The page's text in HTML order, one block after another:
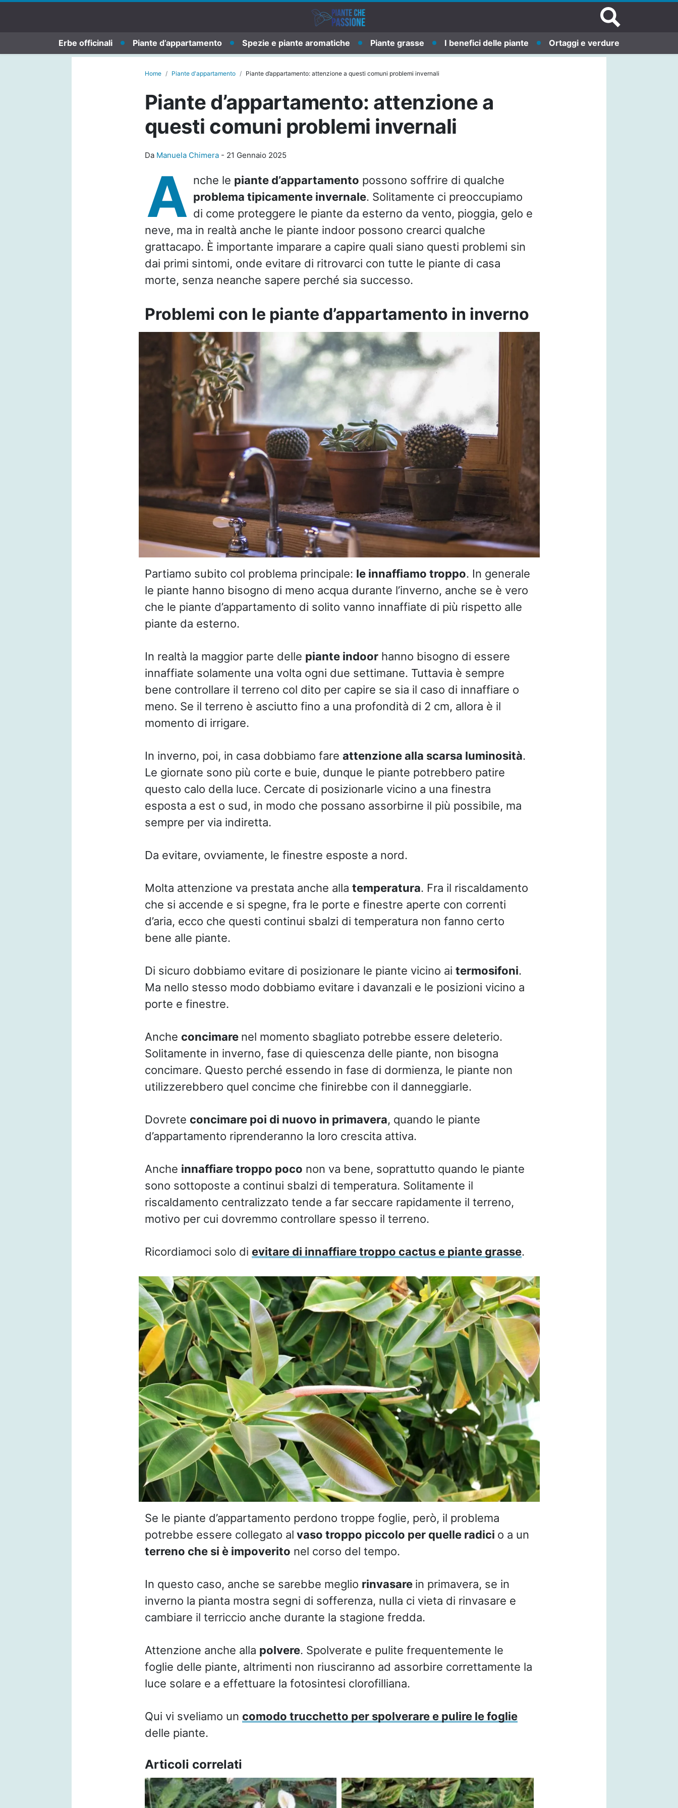
Erbe officinali Piante d’appartamento Spezie e piante aromatiche Piante grasse I benefici delle piante Ortaggi e verdure
Home Piante d'appartamento Piante d’appartamento: attenzione a questi comuni problemi invernali
Piante d’appartamento: attenzione a
questi comuni problemi invernali
Da Manuela Chimera- 21 Gennaio 2025
A nche le piante d’appartamento possono soffrire di qualche
problema tipicamente invernale. Solitamente ci preoccupiamo
di come proteggere le piante da esterno da vento, pioggia, gelo e
neve, ma in realtà anche le piante indoor possono crearci qualche
grattacapo. È importante imparare a capire quali siano questi problemi sin
dai primi sintomi, onde evitare di ritrovarci con tutte le piante di casa
morte, senza neanche sapere perché sia successo.
Problemi con le piante d’appartamento in inverno
Partiamo subito col problema principale: le innaffiamo troppo. In generale
le piante hanno bisogno di meno acqua durante l’inverno, anche se è vero
che le piante d’appartamento di solito vanno innaffiate di più rispetto alle
piante da esterno.
In realtà la maggior parte delle piante indoorhanno bisogno di essere
innaffiate solamente una volta ogni due settimane. Tuttavia è sempre
bene controllare il terreno col dito per capire se sia il caso di innaffiare o
meno. Se il terreno è asciutto fino a una profondità di 2 cm, allora è il
momento di irrigare.
In inverno, poi, in casa dobbiamo fare attenzione alla scarsa luminosità.
Le giornate sono più corte e buie, dunque le piante potrebbero patire
questo calo della luce. Cercate di posizionarle vicino a una finestra
esposta a est o sud, in modo che possano assorbirne il più possibile, ma
sempre per via indiretta.
Da evitare, ovviamente, le finestre esposte a nord.
Molta attenzione va prestata anche alla temperatura. Fra il riscaldamento
che si accende e si spegne, fra le porte e finestre aperte con correnti
d’aria, ecco che questi continui sbalzi di temperatura non fanno certo
bene alle piante.
Di sicuro dobbiamo evitare di posizionare le piante vicino ai termosifoni.
Ma nello stesso modo dobbiamo evitare i davanzali e le posizioni vicino a
porte e finestre.
Anche concimare nel momento sbagliato potrebbe essere deleterio.
Solitamente in inverno, fase di quiescenza delle piante, non bisogna
concimare. Questo perché essendo in fase di dormienza, le piante non
utilizzerebbero quel concime che finirebbe con il danneggiarle.
Dovrete concimare poi di nuovo in primavera, quando le piante
d’appartamento riprenderanno la loro crescita attiva.
Anche innaffiare troppo poco non va bene, soprattutto quando le piante
sono sottoposte a continui sbalzi di temperatura. Solitamente il
riscaldamento centralizzato tende a far seccare rapidamente il terreno,
motivo per cui dovremmo controllare spesso il terreno.
Ricordiamoci solo di evitare di innaffiare troppo cactus e piante grasse.
Se le piante d’appartamento perdono troppe foglie, però, il problema
potrebbe essere collegato al vaso troppo piccolo per quelle radici o a un
terreno che si è impoverito nel corso del tempo.
In questo caso, anche se sarebbe meglio rinvasare in primavera, se in
inverno la pianta mostra segni di sofferenza, nulla ci vieta di rinvasare e
cambiare il terriccio anche durante la stagione fredda.
Attenzione anche alla polvere. Spolverate e pulite frequentemente le
foglie delle piante, altrimenti non riusciranno ad assorbire correttamente la
luce solare e a effettuare la fotosintesi clorofilliana.
Qui vi sveliamo un comodo trucchetto per spolverare e pulire le foglie
delle piante.
Articoli correlati